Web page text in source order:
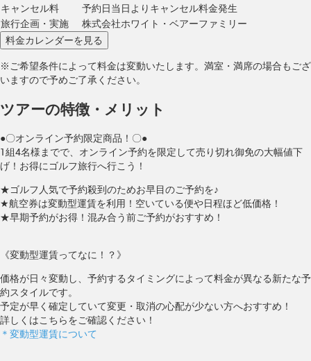
キャンセル料
予約日当日よりキャンセル料金発生
旅行企画・実施
株式会社ホワイト・ベアーファミリー
※ご希望条件によって料金は変動いたします。満室・満席の場合もござ
いますので予めご了承ください。
ツアーの特徴・メリット
●〇オンライン予約限定商品！〇●
1組4名様までで、オンライン予約を限定して売り切れ御免の大幅値下
げ！お得にゴルフ旅行へ行こう！
★ゴルフ人気で予約殺到のためお早目のご予約を♪
★航空券は変動型運賃を利用！空いている便や日程ほど低価格！
★早期予約がお得！混み合う前ご予約がおすすめ！
《変動型運賃ってなに！？》
価格が日々変動し、予約するタイミングによって料金が異なる新たな予
約スタイルです。
予定が早く確定していて変更・取消の心配が少ない方へおすすめ！
詳しくはこちらをご確認ください！
＊変動型運賃について